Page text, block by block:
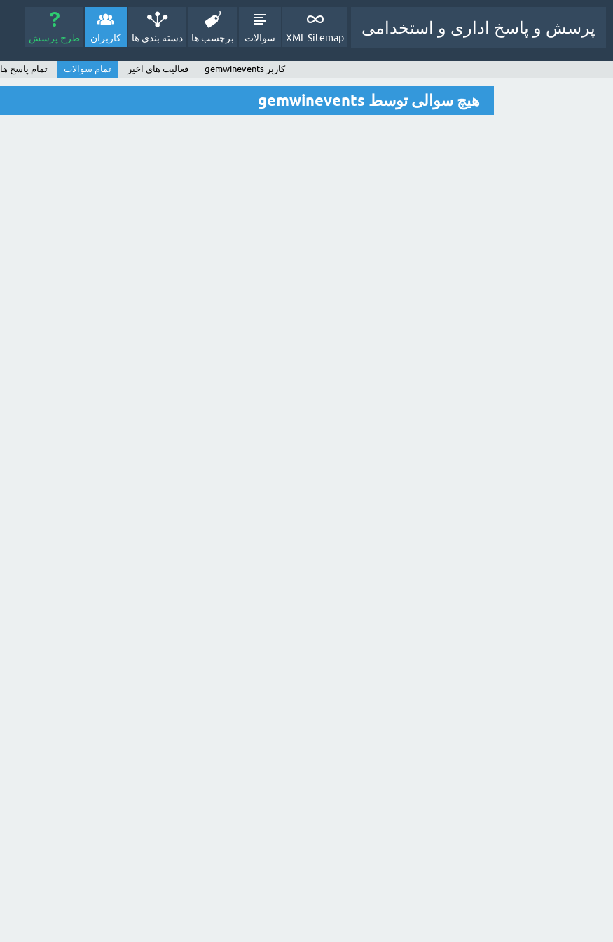
پرسش و پاسخ اداری و استخدامی
XML Sitemap سوالات برچسب ها دسته بندی ها کاربران طرح پرسش
کاربر gemwinevents فعالیت های اخیر تمام سوالات تمام پاسخ ها
هیچ سوالی توسط gemwinevents